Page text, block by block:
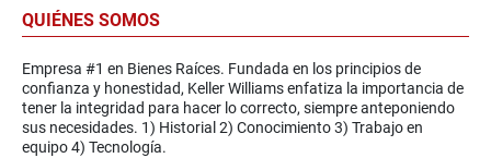
QUIÉNES SOMOS
Empresa #1 en Bienes Raíces. Fundada en los principios de
confianza y honestidad, Keller Williams enfatiza la importancia de
tener la integridad para hacer lo correcto, siempre anteponiendo
sus necesidades. 1) Historial 2) Conocimiento 3) Trabajo en
equipo 4) Tecnología.